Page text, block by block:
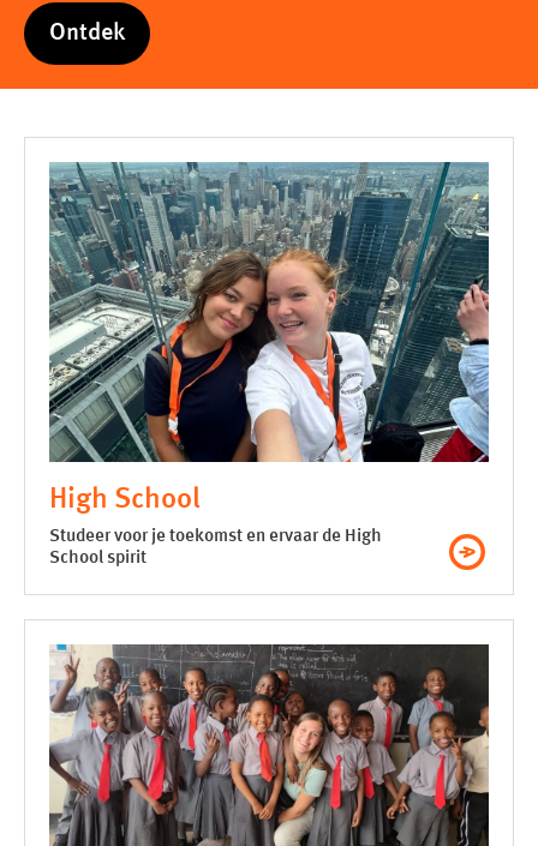
High School
Studeer voor je toekomst en ervaar de High
School spirit